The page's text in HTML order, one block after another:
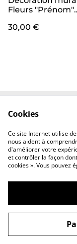
Fleurs "Prénom"
30,00 €
©2026Atelier
Cookies
Ce site Internet utilise
nous aident à
d'améliorer votre
et contrôler la façon
cookies ». Vous pouvez